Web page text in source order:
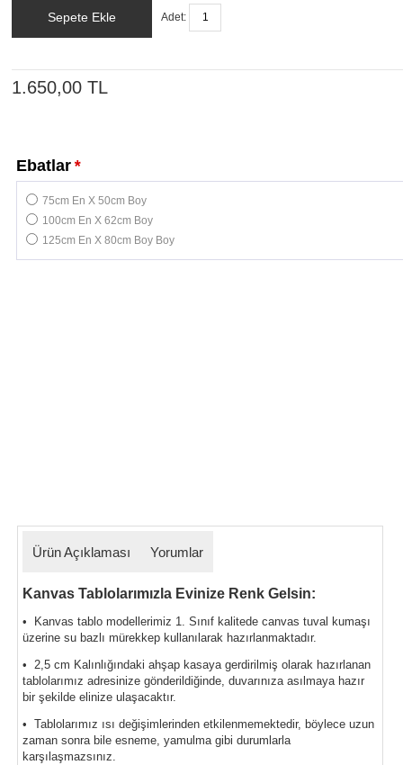
Sepete Ekle Adet:
1.650,00 TL
*
Ebatlar
75cm En X 50cm Boy
100cm En X 62cm Boy
125cm En X 80cm Boy Boy
Ürün Açıklaması Yorumlar
Kanvas Tablolarımızla Evinize Renk Gelsin:
• Kanvas tablo modellerimiz 1. Sınıf kalitede canvas tuval kumaşı
üzerine su bazlı mürekkep kullanılarak hazırlanmaktadır.
• 2,5 cm Kalınlığındaki ahşap kasaya gerdirilmiş olarak hazırlanan
tablolarımız adresinize gönderildiğinde, duvarınıza asılmaya hazır
bir şekilde elinize ulaşacaktır.
• Tablolarımız ısı değişimlerinden etkilenmemektedir, böylece uzun
zaman sonra bile esneme, yamulma gibi durumlarla
karşılaşmazsınız.